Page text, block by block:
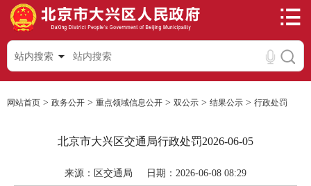
站内搜索
网站首页 > 政务公开 > 重点领域信息公开 > 双公示 > 结果公示 > 行政处罚
北京市大兴区交通局行政处罚2026-06-05
来源：区交通局 日期：2026-06-08 08:29